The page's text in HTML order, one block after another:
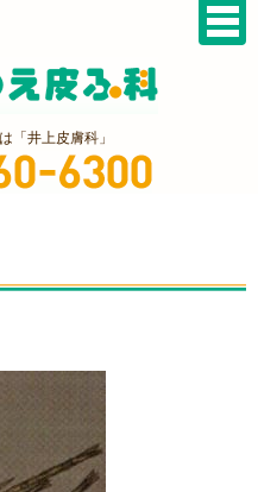
「井上皮膚科」